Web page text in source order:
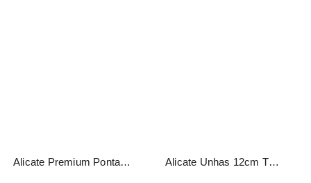
Alicate Premium Ponta Fina 10 cm - 5mm Alicate Unhas 12cm Thuya